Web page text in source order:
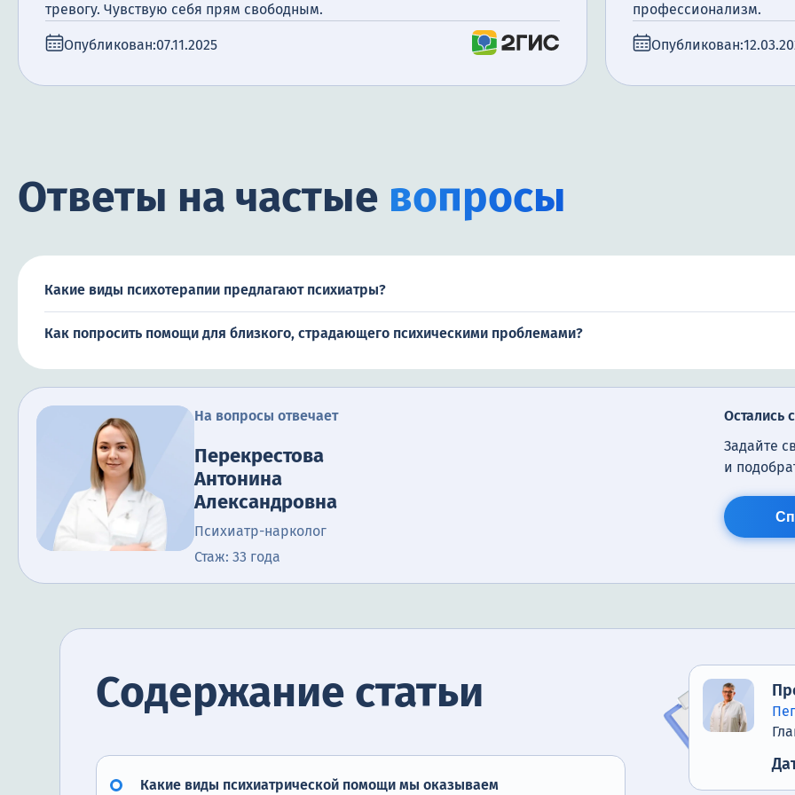
тревогу. Чувствую себя прям свободным.
Опубликован:07.11.2025
профессионализм.
Опубликован:
Ответы на частые вопросы
Какие виды психотерапии предлагают психиатры?
Как попросить помощи для близкого, страдающего психическими проблемами?
На вопросы отвечает
Перекрестова
Антонина
Александровна
Психиатр-нарколог
Стаж: 33 года
Остались
Задайте
и
Содержание статьи
Какие виды психиатрической помощи мы оказываем